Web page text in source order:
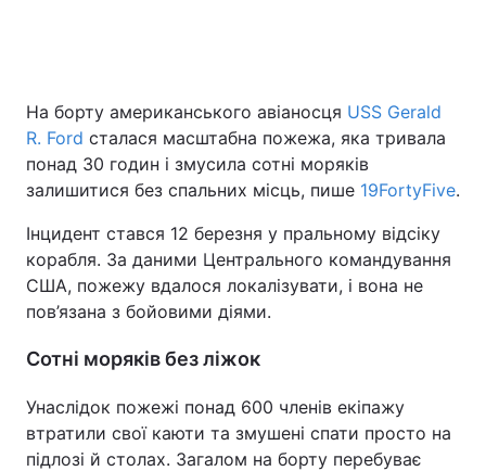
Україна Політика
Економіка
Спорт Наука
Техно і зв'язок Лайт
Зброя Інциденти
Екологія Регіони
На борту американського авіаносця USS Gerald
R. Ford сталася масштабна пожежа, яка тривала
понад 30 годин і змусила сотні моряків
залишитися без спальних місць, пише 19FortyFive.
Інцидент стався 12 березня у пральному відсіку
корабля. За даними Центрального командування
США, пожежу вдалося локалізувати, і вона не
пов’язана з бойовими діями.
Сотні моряків без ліжок
Унаслідок пожежі понад 600 членів екіпажу
втратили свої каюти та змушені спати просто на
підлозі й столах. Загалом на борту перебуває